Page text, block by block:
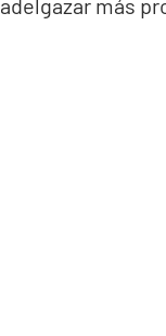
adelgazar más